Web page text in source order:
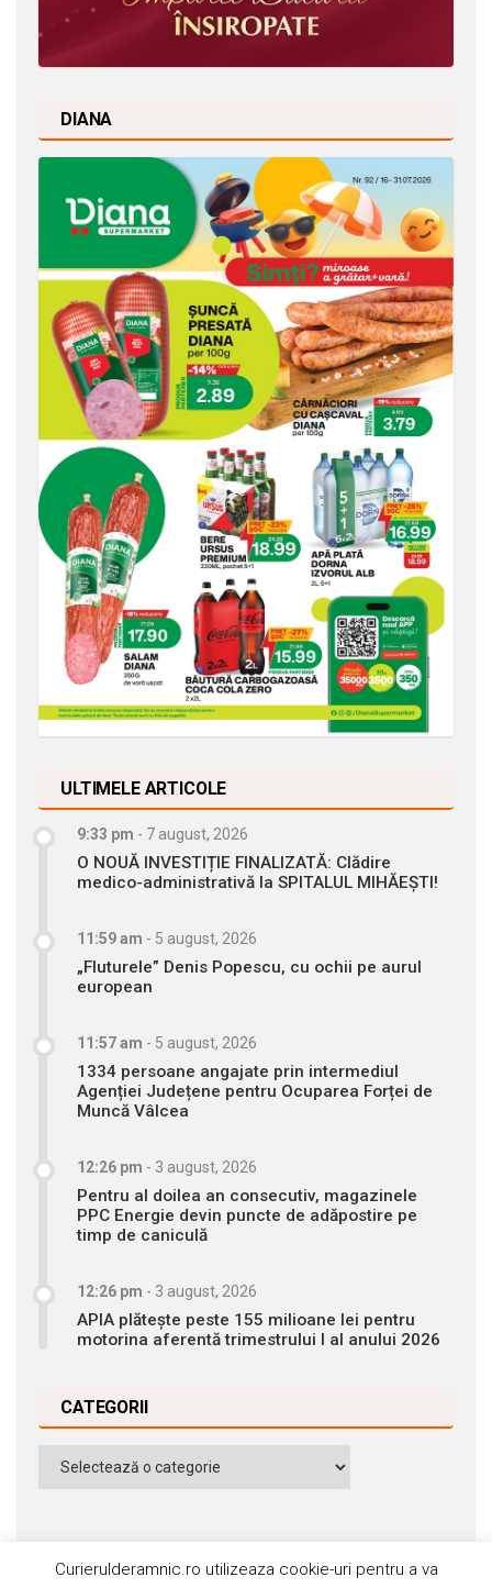
DIANA
ULTIMELE ARTICOLE
9:33 pm - 7 august, 2026
O NOUĂ INVESTIȚIE FINALIZATĂ: Clădire
medico-administrativă la SPITALUL MIHĂEȘTI!
11:59 am - 5 august, 2026
„Fluturele” Denis Popescu, cu ochii pe aurul
european
11:57 am - 5 august, 2026
1334 persoane angajate prin intermediul
Agenției Județene pentru Ocuparea Forței de
Muncă Vâlcea
12:26 pm - 3 august, 2026
Pentru al doilea an consecutiv, magazinele
PPC Energie devin puncte de adăpostire pe
timp de caniculă
12:26 pm - 3 august, 2026
APIA plătește peste 155 milioane lei pentru
motorina aferentă trimestrului I al anului 2026
CATEGORII
Categorii
Curierulderamnic.ro utilizeaza cookie-uri pentru a va